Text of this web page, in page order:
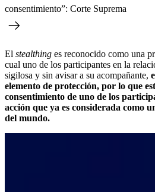
consentimiento”: Corte Suprema
El stealthing es reconocido como una
cual uno de los participantes en la
sigilosa y sin avisar a su acompañante,
elemento de protección, por lo que
consentimiento de uno de los
acción que ya es considerada como
del mundo.